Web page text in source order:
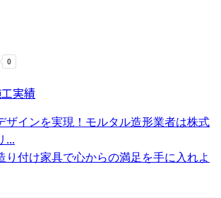
実績
ザインを実現！モルタル造形業者は株式
...
り付け家具で心からの満足を手に入れよ